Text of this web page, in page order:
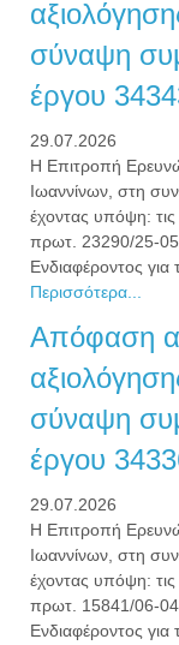
σύναψη
έργου
29.07.2026
Η Επιτροπή
Ιωαννίνων, στη
έχοντας υπόψη:
πρωτ. 23290/25-
Ενδιαφέροντος για
Περισσότερα...
Απόφαση
σύναψη
έργου
29.07.2026
Η Επιτροπή
Ιωαννίνων, στη
έχοντας υπόψη:
πρωτ. 15841/06-
Ενδιαφέροντος για